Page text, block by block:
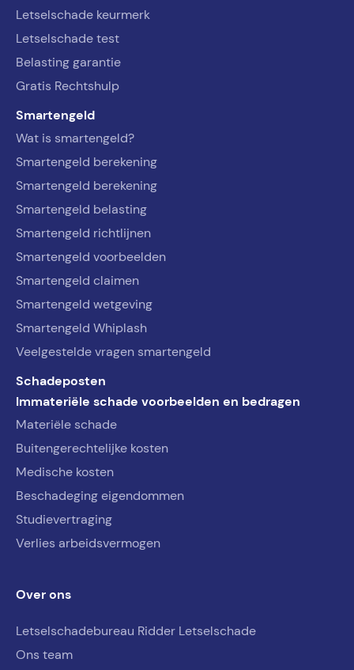
Letselschade keurmerk
Letselschade test
Belasting garantie
Gratis Rechtshulp
Smartengeld
Wat is smartengeld?
Smartengeld berekening
Smartengeld berekening
Smartengeld belasting
Smartengeld richtlijnen
Smartengeld voorbeelden
Smartengeld claimen
Smartengeld wetgeving
Smartengeld Whiplash
Veelgestelde vragen smartengeld
Schadeposten
Immateriële schade voorbeelden en bedragen
Materiële schade
Buitengerechtelijke kosten
Medische kosten
Beschadeging eigendommen
Studievertraging
Verlies arbeidsvermogen
Over ons
Letselschadebureau Ridder Letselschade
Ons team